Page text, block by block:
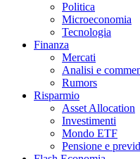
Politica
Microeconomia
Tecnologia
Finanza
Mercati
Analisi e
Rumors
Risparmio
Asset Allocation
Investimenti
Mondo ETF
Pensione e